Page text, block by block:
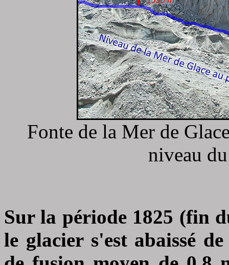
Fonte de la Mer de
niveau
Sur la période 1825 (fin
le glacier s'est abaissé